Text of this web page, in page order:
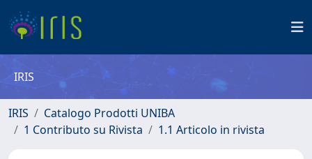
IRIS
IRIS
Catalogo Prodotti UNIBA
1 Contributo su Rivista
1.1 Articolo in rivista